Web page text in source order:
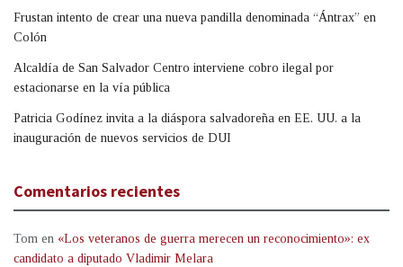
Frustan intento de crear una nueva pandilla denominada “Ántrax” en
Colón
Alcaldía de San Salvador Centro interviene cobro ilegal por
estacionarse en la vía pública
Patricia Godínez invita a la diáspora salvadoreña en EE. UU. a la
inauguración de nuevos servicios de DUI
Comentarios recientes
Tom en «Los veteranos de guerra merecen un reconocimiento»: ex
candidato a diputado Vladimir Melara